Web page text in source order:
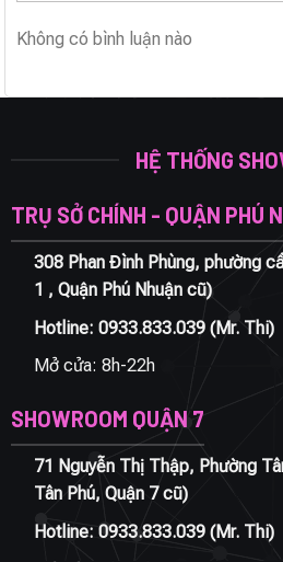
Không có bình luận nào
HỆ THỐNG
TRỤ SỞ CHÍNH - QUẬN PHÚ
308 Phan Đình Phùng, phường
1 , Quận Phú Nhuận cũ)
Hotline: 0933.833.039(Mr. Thi)
Mở cửa: 8h-22h
SHOWROOM QUẬN 7
71 Nguyễn Thị Thập, Phường
Tân Phú, Quận 7 cũ)
Hotline: 0933.833.039(Mr. Thi)